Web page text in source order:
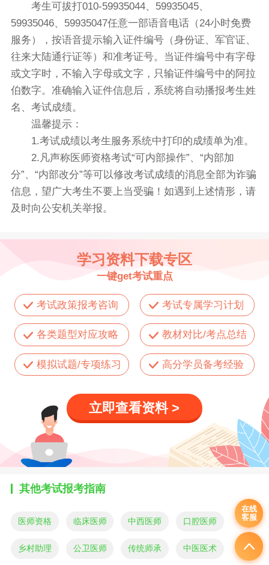
考生可拔打010-59935044、59935045、
59935046、59935047任意一部语音电话（24小时免费
服务），按语音提示输入证件编号（身份证、军官证、
往来大陆通行证等）和准考证号。当证件编号中有字母
或文字时，不输入字母或文字，只输证件编号中的阿拉
伯数字。准确输入证件信息后，系统将自动播报考生姓
名、考试成绩。
温馨提示：
1.考试成绩以考生服务系统中打印的成绩单为准。
2.凡声称医师资格考试“可内部操作”、“内部加
分”、“内部改分”等可以修改考试成绩的消息全部为诈骗
信息，望广大考生不要上当受骗！如遇到上述情形，请
及时向公安机关举报。
学习资料下载专区
一键get考试重点
考试政策报考咨询 考试专属学习计划
各类题型对应攻略 教材对比/考点总结
模拟试题/专项练习 高分学员备考经验
立即查看资料 >
其他考试报考指南
医师资格 临床医师 中西医师 口腔医师
乡村助理 公卫医师 传统师承 中医医术
在线
客服